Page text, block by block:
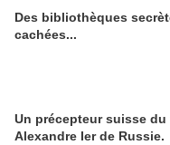
Des bibliothèques
cachées...
Un précepteur suisse du
Alexandre Ier de Russie.